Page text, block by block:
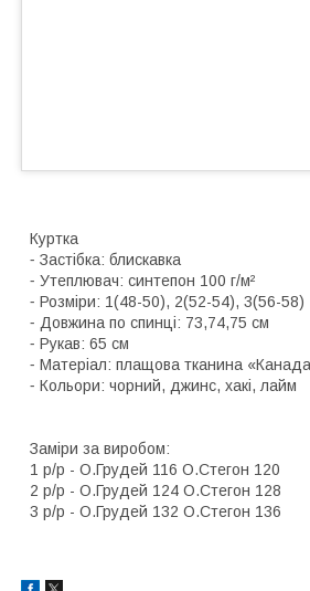
Куртка
⁃ Застібка: блискавка
⁃ Утеплювач: синтепон 100 г/м²
⁃ Розміри: 1(48-50), 2(52-54), 3(56-58)
⁃ Довжина по спинці: 73,74,75 см
⁃ Рукав: 65 см
⁃ Матеріал: плащова тканина
⁃ Кольори: чорний, джинс, хакі, лайм
Заміри за виробом:
1 р/р - О.Грудей 116 О.Стегон 120
2 р/р - О.Грудей 124 О.Стегон 128
3 р/р - О.Грудей 132 О.Стегон 136